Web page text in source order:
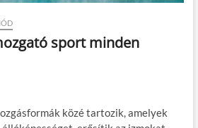
sport minden
közé tartozik, amelyek